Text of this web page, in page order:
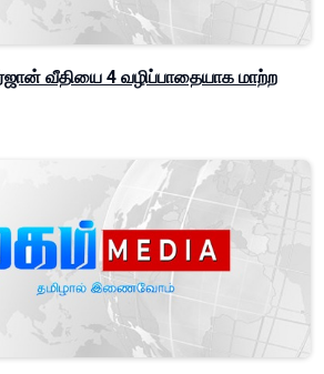
வீதியை 4 வழிப்பாதையாக மாற்ற